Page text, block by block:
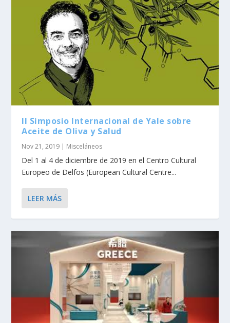
II Simposio Internacional de Yale sobre
Aceite de Oliva y Salud
Nov 21, 2019 | Misceláneos
Del 1 al 4 de diciembre de 2019 en el Centro Cultural
Europeo de Delfos (European Cultural Centre...
LEER MÁS